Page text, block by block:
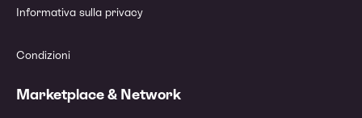
Informativa sulla privacy
Condizioni
Marketplace & Network